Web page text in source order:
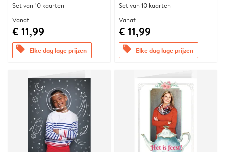
Set van 10 kaarten
Vanaf
€ 11,99
offers Elke dag lage prijzen
Set van 10 kaarten
Vanaf
€ 11,99
offers Elke dag lage prijzen